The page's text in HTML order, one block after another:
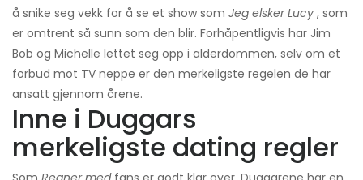
å snike seg vekk for å se et show som Jeg elsker Lucy , som
er omtrent så sunn som den blir. Forhåpentligvis har Jim
Bob og Michelle lettet seg opp i alderdommen, selv om et
forbud mot TV neppe er den merkeligste regelen de har
ansatt gjennom årene.
Inne i Duggars
merkeligste dating regler